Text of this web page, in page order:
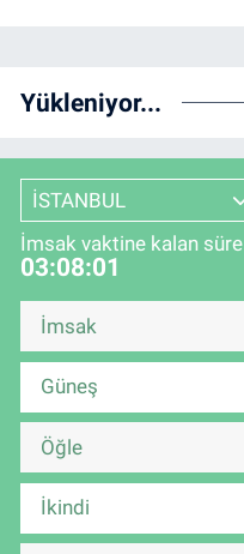
Yükleniyor...
İSTANBUL
İmsak vaktine kalan süre
03:08:00
İmsak
Güneş
Öğle
İkindi